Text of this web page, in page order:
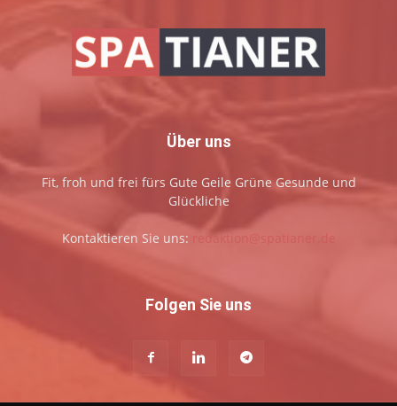
Über uns
Fit, froh und frei fürs Gute Geile Grüne Gesunde und
Glückliche
Kontaktieren Sie uns: redaktion@spatianer.de
Folgen Sie uns